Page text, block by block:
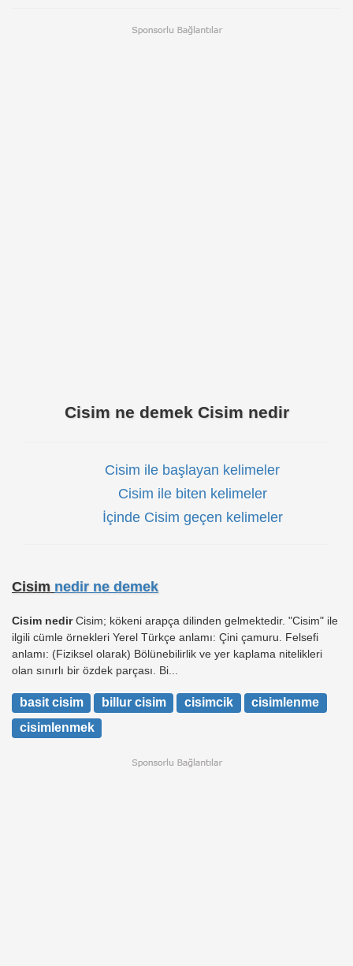
Cisim ne demek Cisim nedir
Cisim ile başlayan kelimeler
Cisim ile biten kelimeler
İçinde Cisim geçen kelimeler
Cisim nedir ne demek
Cisim nedirCisim; kökeni arapça dilinden gelmektedir. "Cisim" ile
ilgili cümle örnekleri Yerel Türkçe anlamı: Çini çamuru. Felsefi
anlamı: (Fiziksel olarak) Bölünebilirlik ve yer kaplama nitelikleri
olan sınırlı bir özdek parçası. Bi...
basit cisim billur cisim cisimcik
cisimlenme
cisimlenmek